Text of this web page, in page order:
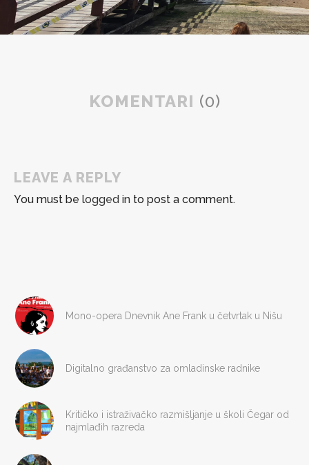
KOMENTARI (0)
LEAVE A REPLY
You must be logged in to post a comment.
Mono-opera Dnevnik Ane Frank u četvrtak u Nišu
Digitalno građanstvo za omladinske radnike
Kritičko i istraživačko razmišljanje u školi Čegar od
najmlađih razreda